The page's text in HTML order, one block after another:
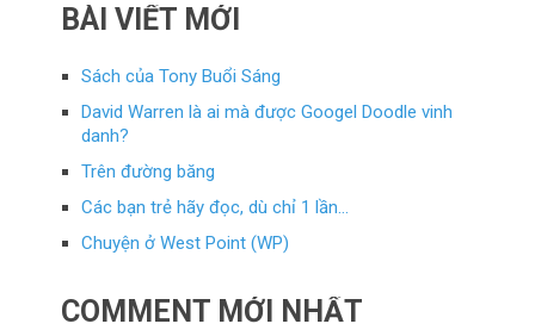
BÀI VIẾT MỚI
Sách của Tony Buổi Sáng
David Warren là ai mà được Googel Doodle vinh
danh?
Trên đường băng
Các bạn trẻ hãy đọc, dù chỉ 1 lần…
Chuyện ở West Point (WP)
COMMENT MỚI NHẤT